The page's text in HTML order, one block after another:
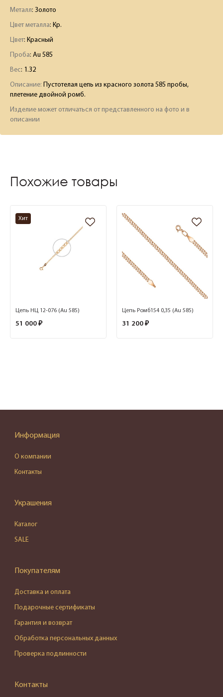
Металл: Золото
Цвет металла: Кр.
Цвет: Красный
Проба: Au 585
Вес: 1.32
Описание: Пустотелая цепь из красного золота 585 пробы,
плетение двойной ромб.
Изделие может отличаться от представленного на фото и в
описании
Похожие товары
Хит
Цепь НЦ 12-076 (Au 585)
51 000 ₽
Цепь Ромб154 0,35 (Au 585)
31 200 ₽
Информация
О компании
Контакты
Украшения
Каталог
SALE
Покупателям
Доставка и оплата
Подарочные сертификаты
Гарантия и возврат
Обработка персональных данных
Проверка подлинности
Контакты